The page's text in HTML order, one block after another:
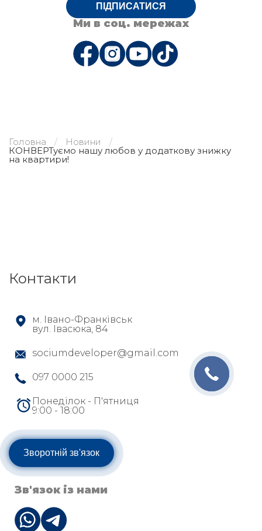
ПІДПИСАТИСЯ
Ми в соц. мережах
Головна Новини
КОНВЕРТуємо нашу любов у додаткову знижку
на квартири!
Контакти
м. Івано-Франківськ
вул. Івасюка, 84
sociumdeveloper@gmail.com
097 0000 215
Понеділок - П'ятниця
9:00 - 18:00
Зворотній зв'язок
Зв'язок із нами